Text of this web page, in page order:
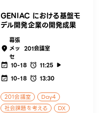
GENIAC における基盤モ
デル開発企業の開発成果
幕張
メッ
セ
201会議室
10-18
11:25
10-18
13:30
201会議室
Day4
社会課題を考える
DX